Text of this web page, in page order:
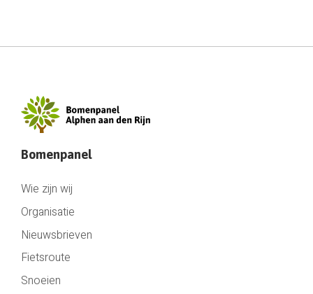
Bomenpanel
Wie zijn wij
Organisatie
Nieuwsbrieven
Fietsroute
Snoeien